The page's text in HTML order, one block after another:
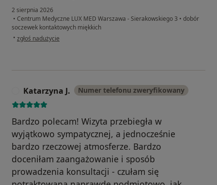
2 sierpnia 2026
• Centrum Medyczne LUX MED Warszawa - Sierakowskiego 3 • dobór
soczewek kontaktowych miękkich
• w opinii użytkownika Renata
zgłoś nadużycie
Katarzyna J. Numer telefonu zweryfikowany
Bardzo polecam! Wizyta przebiegła w
wyjątkowo sympatycznej, a jednocześnie
bardzo rzeczowej atmosferze. Bardzo
doceniłam zaangażowanie i sposób
prowadzenia konsultacji - czułam się